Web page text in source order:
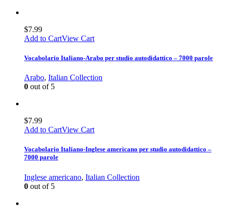
$7.99
Add to CartView Cart
Vocabolario Italiano-Arabo per studio autodidattico – 7000 parole
Arabo, Italian Collection
0 out of 5
$7.99
Add to CartView Cart
Vocabolario Italiano-Inglese americano per studio autodidattico –
7000 parole
Inglese americano, Italian Collection
0 out of 5